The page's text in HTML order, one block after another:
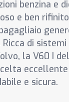
benzina e
e ben
di sistemi
la V60 I
e sicura.